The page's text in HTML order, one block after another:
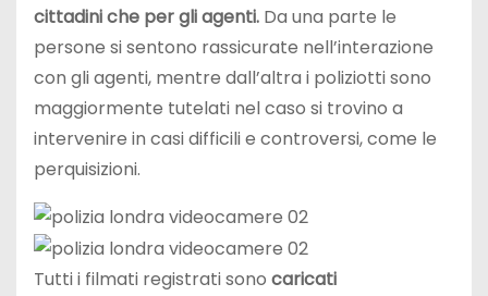
cittadini che per gli agenti. Da una parte le
persone si sentono rassicurate nell’interazione
con gli agenti, mentre dall’altra i poliziotti sono
maggiormente tutelati nel caso si trovino a
intervenire in casi difficili e controversi, come le
perquisizioni.
Tutti i filmati registrati sono caricati